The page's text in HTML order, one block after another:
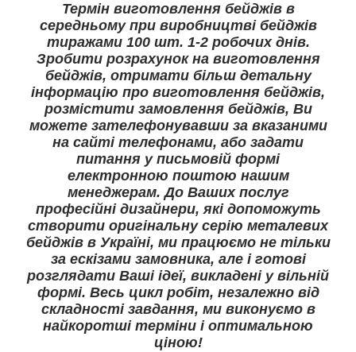
Термін виготовлення бейджів в
середньому при виробництві бейджів
тиражами 100 шт. 1-2 робочих днів.
Зробити розрахунок на виготовлення
бейджів, отримати більш детальну
інформацію про виготовлення бейджів,
розмістити замовлення бейджів, Ви
можете зателефонувавши за вказаними
на сайті телефонами, або задати
питання у письмовій формі
електронною поштою нашим
менеджерам. До Ваших послуг
професійні дизайнери, які допоможуть
створити оригінальну серію металевих
бейджів в Україні, ми працюємо не тільки
за ескізами замовника, але і готові
розглядати Ваші ідеї, викладені у вільній
формі. Весь цикл робіт, незалежно від
складності завдання, ми виконуємо в
найкоротші терміни і оптимальною
ціною!